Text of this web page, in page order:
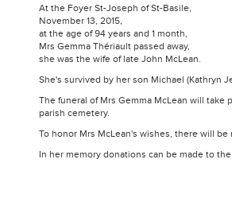
At the Foyer St-Joseph of St-Basile,
November 13, 2015,
at the age of 94 years and 1 month,
Mrs Gemma Thériault passed away,
she was the wife of late John McLean.
She's survived by her son Michael (Kathryn
The funeral of Mrs Gemma McLean will take
parish cemetery.
To honor Mrs McLean's wishes, there will
In her memory donations can be made to